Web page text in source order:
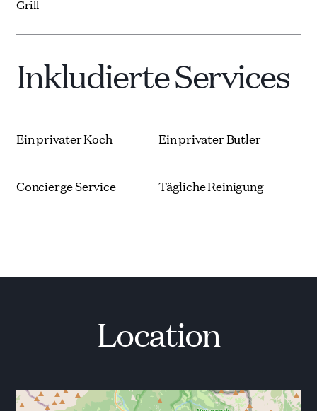
Grill
Inkludierte Services
Ein privater Koch Ein privater Butler
Concierge Service Tägliche Reinigung
Location